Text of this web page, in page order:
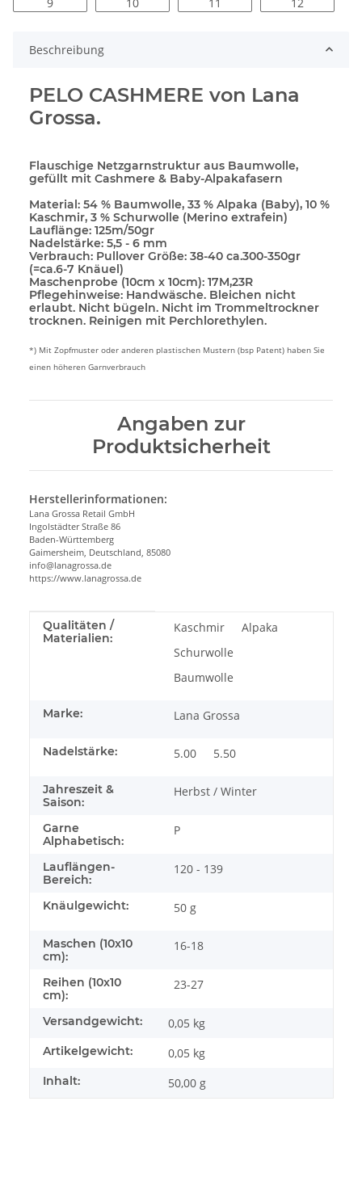
Beschreibung
PELO CASHMERE von Lana
Grossa.
Flauschige Netzgarnstruktur aus Baumwolle,
gefüllt mit Cashmere & Baby-Alpakafasern
Material: 54 % Baumwolle, 33 % Alpaka (Baby), 10 %
Kaschmir, 3 % Schurwolle (Merino extrafein)
Lauflänge: 125m/50gr
Nadelstärke: 5,5 - 6 mm
Verbrauch: Pullover Größe: 38-40 ca.300-350gr
(=ca.6-7 Knäuel)
Maschenprobe (10cm x 10cm): 17M,23R
Pflegehinweise: Handwäsche. Bleichen nicht
erlaubt. Nicht bügeln. Nicht im Trommeltrockner
trocknen. Reinigen mit Perchlorethylen.
*) Mit Zopfmuster oder anderen plastischen Mustern (bsp Patent) haben Sie
einen höheren Garnverbrauch
Angaben zur
Produktsicherheit
Herstellerinformationen:
Lana Grossa Retail GmbH
Ingolstädter Straße 86
Baden-Württemberg
Gaimersheim, Deutschland, 85080
info@lanagrossa.de
https://www.lanagrossa.de
Produkteigenschaft
Wert
Qualitäten /
Materialien:
Kaschmir
Alpaka
Schurwolle
Baumwolle
Marke: Lana Grossa
Nadelstärke: 5.00 5.50
Jahreszeit &
Saison:
Herbst / Winter
Garne
Alphabetisch:
P
Lauflängen-
Bereich:
120 - 139
Knäulgewicht: 50 g
Maschen (10x10
cm):
16-18
Reihen (10x10
cm):
23-27
Versandgewicht: 0,05 kg
Artikelgewicht: 0,05 kg
Inhalt: 50,00 g